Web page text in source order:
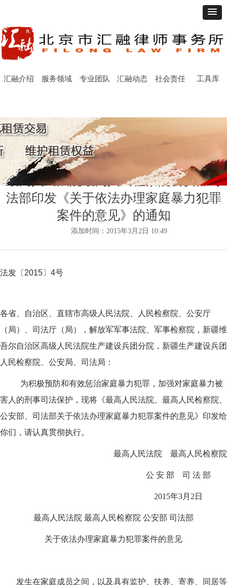
汇融介绍 服务领域 专业团队 汇融动态 社会责任 工具库
最高人民法院最高人民检察院公安部司
法部印发《关于依法办理家庭暴力犯罪
案件的意见》的通知
法发〔2015〕4号
各省、自治区、直辖市高级人民法院、人民检察院、公安厅
（局）、司法厅（局），解放军军事法院、军事检察院，新疆维
吾尔自治区高级人民法院生产建设兵团分院，新疆生产建设兵团
人民检察院、公安局、司法局：
为积极预防和有效惩治家庭暴力犯罪，加强对家庭暴力被
害人的刑事司法保护，现将《最高人民法院、最高人民检察院、
公安部、司法部关于依法办理家庭暴力犯罪案件的意见》印发给
你们，请认真贯彻执行。
最高人民法院 最高人民检察院
公 安 部 司 法 部
2015年3月2日
最高人民法院 最高人民检察院 公安部 司法部
关于依法办理家庭暴力犯罪案件的意见
发生在家庭成员之间，以及具有监护、扶养、寄养、同居等
添加时间： 2015年3月2日 10:49